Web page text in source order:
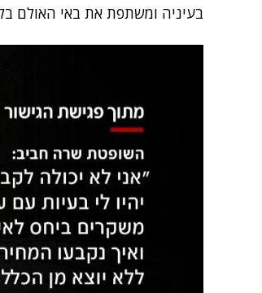
בעיניה ומשתפת את באי האולם